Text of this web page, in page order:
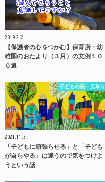
2019.2.2
【保護者の心をつかむ】保育所・幼
稚園のおたより（３月）の文例１０
０選
子どもの姿・見取り
2021.11.3
「子どもに頑張らせる」と「子ども
が自らやる」は違うので気をつけよ
うという話